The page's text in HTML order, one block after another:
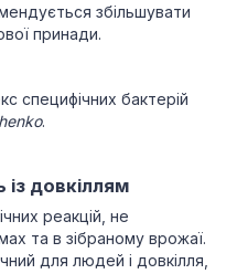
збільшувати
принади.
специфічних бактерій
.
із довкіллям
реакцій, не
та в зібраному врожаї.
для людей і довкілля,